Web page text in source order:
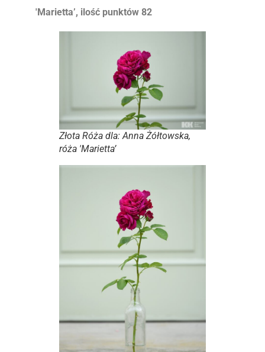
'Marietta’, ilość punktów 82
Złota Róża dla: Anna Żółtowska,
róża 'Marietta’